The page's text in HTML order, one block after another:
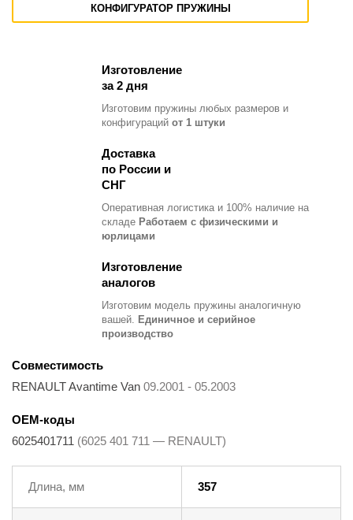
КОНФИГУРАТОР ПРУЖИНЫ
Изготовление
за 2 дня
Изготовим пружины любых размеров и
конфигураций от 1 штуки
Доставка
по России и
СНГ
Оперативная логистика и 100% наличие на
складе Работаем с физическими и
юрлицами
Изготовление
аналогов
Изготовим модель пружины аналогичную
вашей. Единичное и серийное
производство
Совместимость
RENAULT Avantime Van 09.2001 - 05.2003
OEM-коды
6025401711 (6025 401 711 — RENAULT)
Длина, мм 357